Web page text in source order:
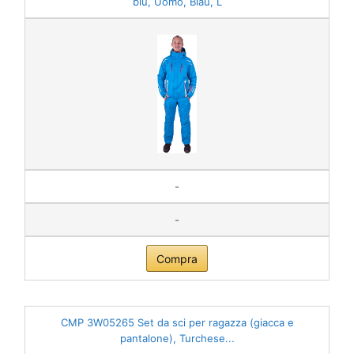
-
-
Compra
CMP 3W05265 Set da sci per ragazza (giacca e
pantalone), Turchese...